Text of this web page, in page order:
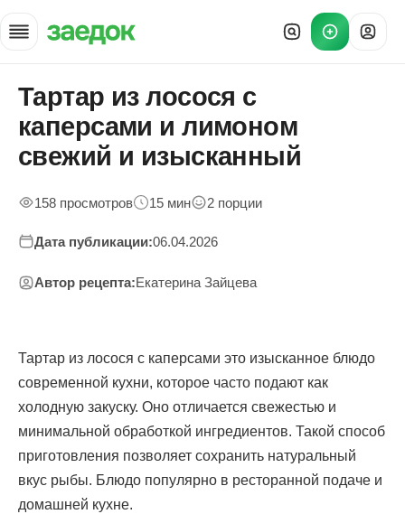
Главная
»
Рецепты
Тартар лосось каперсы закуска
Тартар из лосося с
каперсами и лимоном
свежий и изысканный
158 просмотров 15 мин 2 порции
Дата публикации:06.04.2026
Автор рецепта:Екатерина Зайцева
Тартар из лосося с каперсами это изысканное блюдо
современной кухни, которое часто подают как
холодную закуску. Оно отличается свежестью и
минимальной обработкой ингредиентов. Такой способ
приготовления позволяет сохранить натуральный
вкус рыбы. Блюдо популярно в ресторанной подаче и
домашней кухне.